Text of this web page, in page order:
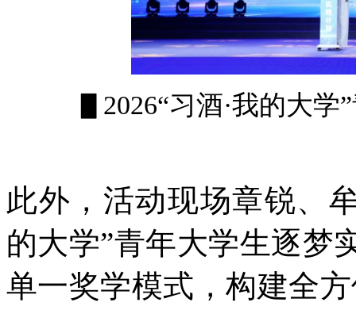
▋2026“习酒·我的大
此外，活动现场章锐、
的大学”青年大学生逐梦
单一奖学模式，构建全